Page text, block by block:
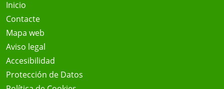
Inicio
Contacte
Mapa web
Aviso legal
Accesibilidad
Protección de Datos